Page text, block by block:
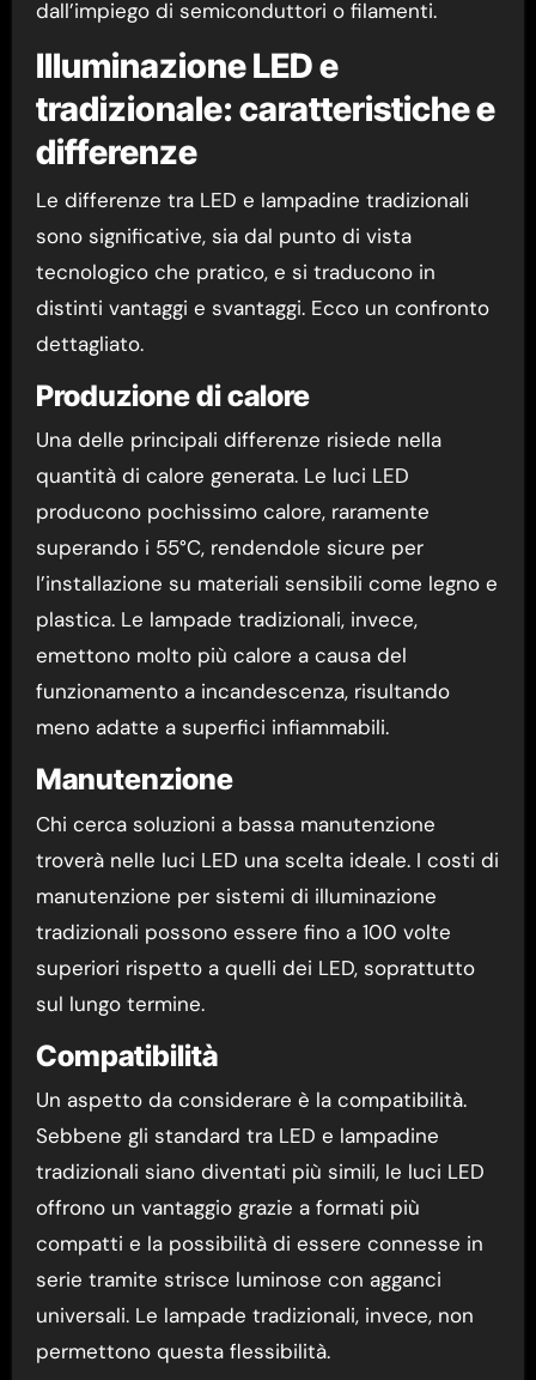
dall’impiego di semiconduttori o filamenti.
Illuminazione LED e
tradizionale: caratteristiche e
differenze
Le differenze tra LED e lampadine tradizionali
sono significative, sia dal punto di vista
tecnologico che pratico, e si traducono in
distinti vantaggi e svantaggi. Ecco un confronto
dettagliato.
Produzione di calore
Una delle principali differenze risiede nella
quantità di calore generata. Le luci LED
producono pochissimo calore, raramente
superando i 55°C, rendendole sicure per
l’installazione su materiali sensibili come legno e
plastica. Le lampade tradizionali, invece,
emettono molto più calore a causa del
funzionamento a incandescenza, risultando
meno adatte a superfici infiammabili.
Manutenzione
Chi cerca soluzioni a bassa manutenzione
troverà nelle luci LED una scelta ideale. I costi di
manutenzione per sistemi di illuminazione
tradizionali possono essere fino a 100 volte
superiori rispetto a quelli dei LED, soprattutto
sul lungo termine.
Compatibilità
Un aspetto da considerare è la compatibilità.
Sebbene gli standard tra LED e lampadine
tradizionali siano diventati più simili, le luci LED
offrono un vantaggio grazie a formati più
compatti e la possibilità di essere connesse in
serie tramite strisce luminose con agganci
universali. Le lampade tradizionali, invece, non
permettono questa flessibilità.